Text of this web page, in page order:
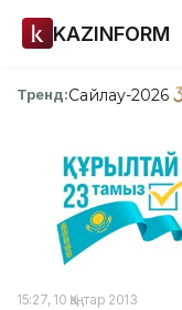
KAZINFORM
Тренд:Сайлау-2026
15:27, 10 Қаңтар 2013